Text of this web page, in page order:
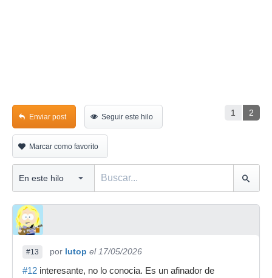
1 2
Enviar post Seguir este hilo
Marcar como favorito
#13 por lutop el 17/05/2026
#12 interesante, no lo conocia. Es un afinador de